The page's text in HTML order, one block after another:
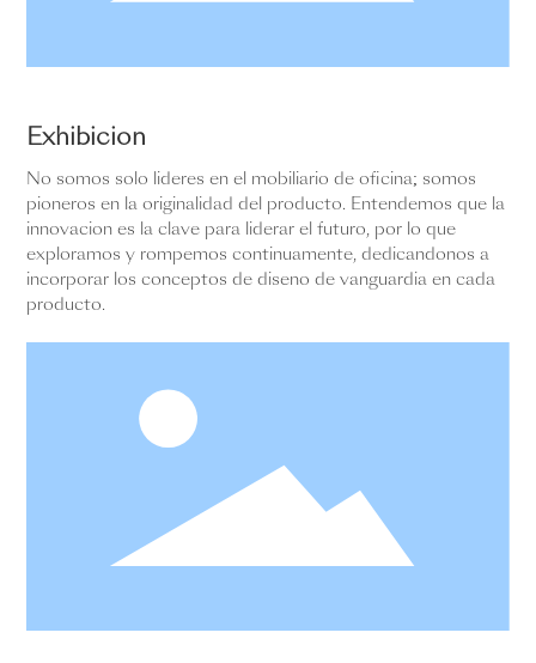
Exhibición
No somos solo líderes en el mobiliario de oficina; somos
pioneros en la originalidad del producto. Entendemos que la
innovación es la clave para liderar el futuro, por lo que
exploramos y rompemos continuamente, dedicándonos a
incorporar los conceptos de diseño de vanguardia en cada
producto.